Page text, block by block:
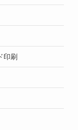
印刷